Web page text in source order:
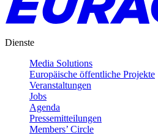
Dienste
Media Solutions
Europäische öffentliche Projekte
Veranstaltungen
Jobs
Agenda
Pressemitteilungen
Members’ Circle